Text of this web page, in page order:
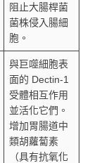
阻止大腸桿菌
菌株侵入腸細
胞。
與巨噬細胞表
面的 Dectin-1
受體相互作用
並活化它們。
增加胃腸道中
類胡蘿蔔素
（具有抗氧化